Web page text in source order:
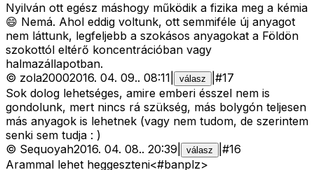
Nyilván ott egész máshogy működik a fizika meg a kémia
😄 Nemá. Ahol eddig voltunk, ott semmiféle új anyagot
nem láttunk, legfeljebb a szokásos anyagokat a Földön
szokottól eltérő koncentrációban vagy
halmazállapotban.
© zola20002016. 04. 09.. 08:11 válasz #17
Sok dolog lehetséges, amire emberi ésszel nem is
gondolunk, mert nincs rá szükség, más bolygón teljesen
más anyagok is lehetnek (vagy nem tudom, de szerintem
senki sem tudja : )
© Sequoyah2016. 04. 08.. 20:39 válasz #16
Arammal lehet heggeszteni<#banplz>